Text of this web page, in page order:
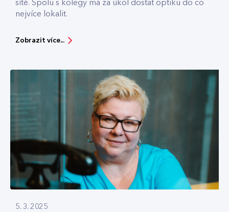
sítě. Spolu s kolegy má za úkol dostat optiku do co
nejvíce lokalit.
Zobrazit více...
5. 3. 2025